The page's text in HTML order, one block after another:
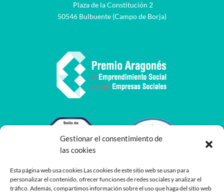
Gestionar el consentimiento de
las cookies
Esta página web usa cookies Las cookies de este sitio web se usan para
personalizar el contenido, ofrecer funciones de redes sociales y analizar el
tráfico. Además, compartimos información sobre el uso que haga del sitio web
Plaza de la Constitución 2
50546 Bulbuente (Campo de Borja)